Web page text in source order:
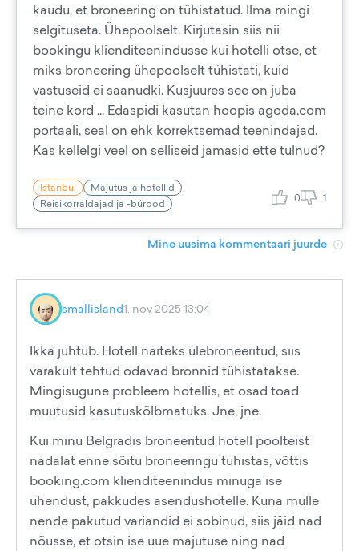
kaudu, et broneering on tühistatud. Ilma mingi
selgituseta. Ühepoolselt. Kirjutasin siis nii
bookingu klienditeenindusse kui hotelli otse, et
miks broneering ühepoolselt tühistati, kuid
vastuseid ei saanudki. Kusjuures see on juba
teine kord ... Edaspidi kasutan hoopis agoda.com
portaali, seal on ehk korrektsemad teenindajad.
Kas kellelgi veel on selliseid jamasid ette tulnud?
Istanbul
Majutus ja hotellid
Reisikorraldajad ja -bürood
0 1
Mine uusima kommentaari juurde
smallisland1. nov 2025 13:04
Ikka juhtub. Hotell näiteks ülebroneeritud, siis
varakult tehtud odavad bronnid tühistatakse.
Mingisugune probleem hotellis, et osad toad
muutusid kasutuskõlbmatuks. Jne, jne.
Kui minu Belgradis broneeritud hotell poolteist
nädalat enne sõitu broneeringu tühistas, võttis
booking.com klienditeenindus minuga ise
ühendust, pakkudes asendushotelle. Kuna mulle
nende pakutud variandid ei sobinud, siis jäid nad
nõusse, et otsin ise uue majutuse ning nad